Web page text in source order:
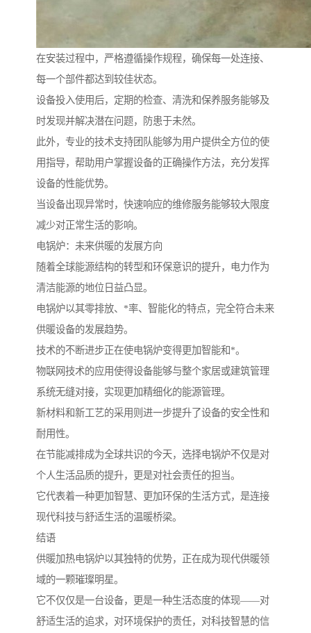
在安装过程中，严格遵循操作规程，确保每一处连接、
每一个部件都达到较佳状态。
设备投入使用后，定期的检查、清洗和保养服务能够及
时发现并解决潜在问题，防患于未然。
此外，专业的技术支持团队能够为用户提供全方位的使
用指导，帮助用户掌握设备的正确操作方法，充分发挥
设备的性能优势。
当设备出现异常时，快速响应的维修服务能够较大限度
减少对正常生活的影响。
电锅炉：未来供暖的发展方向
随着全球能源结构的转型和环保意识的提升，电力作为
清洁能源的地位日益凸显。
电锅炉以其零排放、*率、智能化的特点，完全符合未来
供暖设备的发展趋势。
技术的不断进步正在使电锅炉变得更加智能和*。
物联网技术的应用使得设备能够与整个家居或建筑管理
系统无缝对接，实现更加精细化的能源管理。
新材料和新工艺的采用则进一步提升了设备的安全性和
耐用性。
在节能减排成为全球共识的今天，选择电锅炉不仅是对
个人生活品质的提升，更是对社会责任的担当。
它代表着一种更加智慧、更加环保的生活方式，是连接
现代科技与舒适生活的温暖桥梁。
结语
供暖加热电锅炉以其独特的优势，正在成为现代供暖领
域的一颗璀璨明星。
它不仅仅是一台设备，更是一种生活态度的体现——对
舒适生活的追求，对环境保护的责任，对科技智慧的信